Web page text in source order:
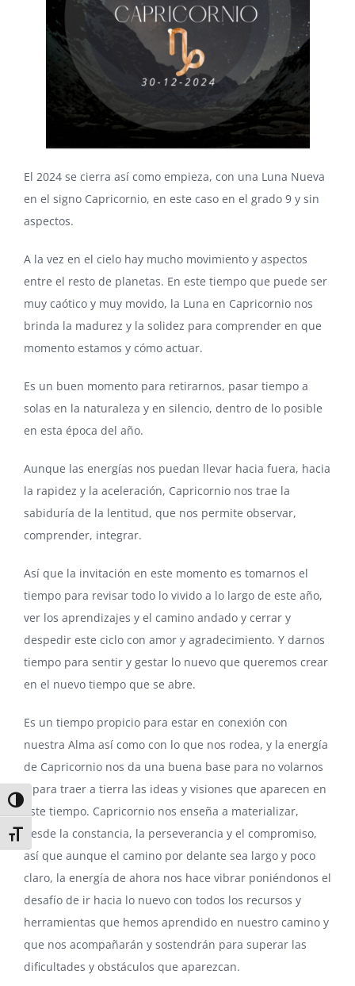
Alternar alto contraste
Alternar tamaño de letra
El 2024 se cierra así como empieza, con una Luna Nueva
en el signo Capricornio, en este caso en el grado 9 y sin
aspectos.
A la vez en el cielo hay mucho movimiento y aspectos
entre el resto de planetas. En este tiempo que puede ser
muy caótico y muy movido, la Luna en Capricornio nos
brinda la madurez y la solidez para comprender en que
momento estamos y cómo actuar.
Es un buen momento para retirarnos, pasar tiempo a
solas en la naturaleza y en silencio, dentro de lo posible
en esta época del año.
Aunque las energías nos puedan llevar hacia fuera, hacia
la rapidez y la aceleración, Capricornio nos trae la
sabiduría de la lentitud, que nos permite observar,
comprender, integrar.
Así que la invitación en este momento es tomarnos el
tiempo para revisar todo lo vivido a lo largo de este año,
ver los aprendizajes y el camino andado y cerrar y
despedir este ciclo con amor y agradecimiento. Y darnos
tiempo para sentir y gestar lo nuevo que queremos crear
en el nuevo tiempo que se abre.
Es un tiempo propicio para estar en conexión con
nuestra Alma así como con lo que nos rodea, y la energía
de Capricornio nos da una buena base para no volarnos
y para traer a tierra las ideas y visiones que aparecen en
este tiempo. Capricornio nos enseña a materializar,
desde la constancia, la perseverancia y el compromiso,
así que aunque el camino por delante sea largo y poco
claro, la energía de ahora nos hace vibrar poniéndonos el
desafío de ir hacia lo nuevo con todos los recursos y
herramientas que hemos aprendido en nuestro camino y
que nos acompañarán y sostendrán para superar las
dificultades y obstáculos que aparezcan.